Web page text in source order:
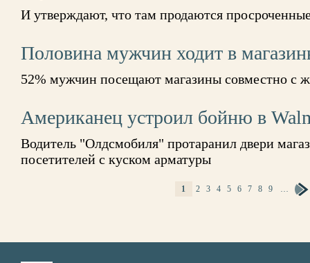
И утверждают, что там продаются
Половина мужчин ходит в
52% мужчин посещают магазины совместно с
Американец устроил бойню в
Водитель "Олдсмобиля" протаранил двери
посетителей с куском арматуры
1 2 3 4 5 6 7 8 9 …